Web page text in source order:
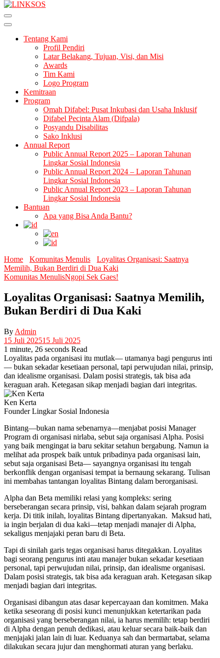
Tentang Kami
Profil Pendiri
Latar Belakang, Tujuan, Visi, dan Misi
Awards
Tim Kami
Logo Program
Kemitraan
Program
Omah Difabel: Pusat Inkubasi dan Usaha Inklusif
Difabel Pecinta Alam (Difpala)
Posyandu Disabilitas
Sako Inklusi
Annual Report
Public Annual Report 2025 – Laporan Tahunan
Lingkar Sosial Indonesia
Public Annual Report 2024 – Laporan Tahunan
Lingkar Sosial Indonesia
Public Annual Report 2023 – Laporan Tahunan
Lingkar Sosial Indonesia
Bantuan
Apa yang Bisa Anda Bantu?
Home Komunitas Menulis
Loyalitas Organisasi: Saatnya
Memilih, Bukan Berdiri di Dua Kaki
Komunitas MenulisNgopi Sek Gaes!
Loyalitas Organisasi: Saatnya Memilih,
Bukan Berdiri di Dua Kaki
By Admin
15 Juli 202515 Juli 2025
1 minute, 26 seconds Read
Loyalitas pada organisasi itu mutlak— utamanya bagi pengurus inti
— bukan sekadar kesetiaan personal, tapi perwujudan nilai, prinsip,
dan idealisme organisasi. Dalam posisi strategis, tak bisa ada
keraguan arah. Ketegasan sikap menjadi bagian dari integritas.
Ken Kerta
Founder Lingkar Sosial Indonesia
Bintang—bukan nama sebenarnya—menjabat posisi Manager
Program di organisasi nirlaba, sebut saja organisasi Alpha. Posisi
yang baik mengingat ia baru sekitar setahun bergabung. Namun ia
melihat ada prospek baik untuk pribadinya pada organisasi lain,
sebut saja organisasi Beta— sayangnya organisasi itu tengah
berkonflik dengan organisasi tempat ia bernaung sekarang. Tulisan
ini membahas tantangan loyalitas Bintang dalam berorganisasi.
Alpha dan Beta memiliki relasi yang kompleks: sering
berseberangan secara prinsip, visi, bahkan dalam sejarah program
kerja. Di titik inilah, loyalitas Bintang dipertanyakan. Maksud hati,
ia ingin berjalan di dua kaki—tetap menjadi manajer di Alpha,
sekaligus menjajaki peran baru di Beta.
Tapi di sinilah garis tegas organisasi harus ditegakkan. Loyalitas
bagi seorang pengurus inti atau manajer bukan sekadar kesetiaan
personal, tapi perwujudan nilai, prinsip, dan idealisme organisasi.
Dalam posisi strategis, tak bisa ada keraguan arah. Ketegasan sikap
menjadi bagian dari integritas.
Organisasi dibangun atas dasar kepercayaan dan komitmen. Maka
ketika seseorang di posisi kunci menunjukkan ketertarikan pada
organisasi yang berseberangan nilai, ia harus memilih: tetap berdiri
di Alpha dengan penuh dedikasi, atau keluar secara baik-baik dan
menjajaki jalan lain di luar. Keduanya sah dan bermartabat, selama
dilakukan secara jujur dan menghormati aturan yang berlaku.